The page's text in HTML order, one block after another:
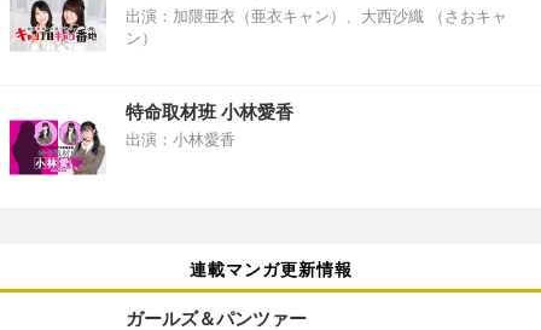
出演：加隈亜衣（亜衣キャン）、大西沙織 （さおキャ
ン）
特命取材班 小林愛香
出演：小林愛香
連載マンガ更新情報
ガールズ＆パンツァー